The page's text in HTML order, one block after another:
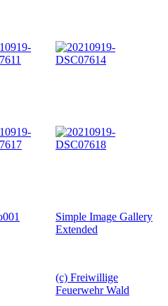
Simple Image Gallery
Extended
(c) Freiwillige
Feuerwehr Wald